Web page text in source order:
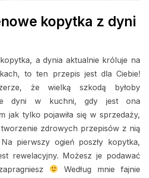
kopytka z dyni
a dynia aktualnie króluje na
to ten przepis jest dla Ciebie!
że wielką szkodą byłoby
dyni w kuchni, gdy jest ona
jak tylko pojawiła się w sprzedaży,
tworzenie zdrowych przepisów z nią
pierwszy ogień poszły kopytka,
rewelacyjny. Możesz je podawać
Według mnie fajnie